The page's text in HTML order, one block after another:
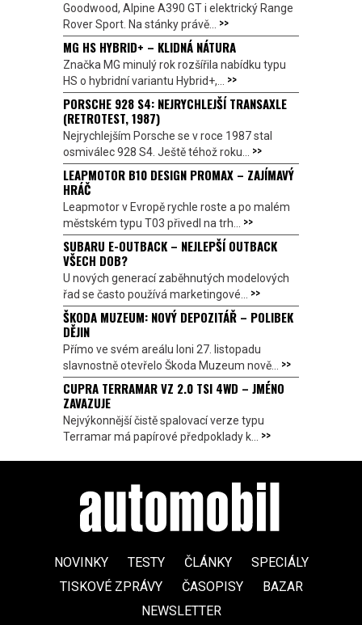
Goodwood, Alpine A390 GT i elektrický Range
Rover Sport. Na stánky právě... >>
MG HS HYBRID+ – KLIDNÁ NÁTURA
Značka MG minulý rok rozšířila nabídku typu
HS o hybridní variantu Hybrid+,... >>
PORSCHE 928 S4: NEJRYCHLEJŠÍ TRANSAXLE
(RETROTEST, 1987)
Nejrychlejším Porsche se v roce 1987 stal
osmiválec 928 S4. Ještě téhož roku... >>
LEAPMOTOR B10 DESIGN PROMAX – ZAJÍMAVÝ
HRÁČ
Leapmotor v Evropě rychle roste a po malém
městském typu T03 přivedl na trh... >>
SUBARU E-OUTBACK – NEJLEPŠÍ OUTBACK
VŠECH DOB?
U nových generací zaběhnutých modelových
řad se často používá marketingové... >>
ŠKODA MUZEUM: NOVÝ DEPOZITÁŘ – POLIBEK
DĚJIN
Přímo ve svém areálu loni 27. listopadu
slavnostně otevřelo Škoda Muzeum nově... >>
CUPRA TERRAMAR VZ 2.0 TSI 4WD – JMÉNO
ZAVAZUJE
Nejvýkonnější čistě spalovací verze typu
Terramar má papírové předpoklady k... >>
NOVINKY TESTY ČLÁNKY
SPECIÁLY
TISKOVÉ ZPRÁVY
ČASOPISY
BAZAR
NEWSLETTER